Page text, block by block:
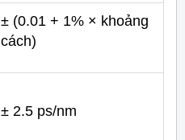
± (0.01 + 1% × khoảng
cách)
± 2.5 ps/nm